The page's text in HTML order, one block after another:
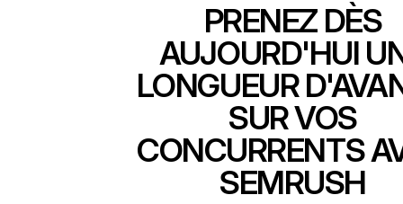
PRENEZ DÈS
AUJOURD'HUI
LONGUEUR
SUR VOS
CONCURRENTS
SEMRUSH